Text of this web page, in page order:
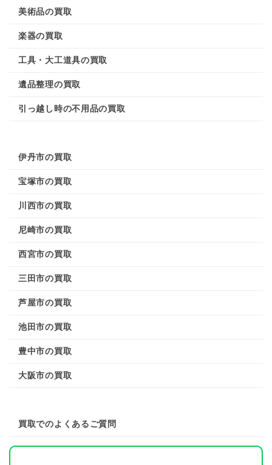
美術品の買取
楽器の買取
工具・大工道具の買取
遺品整理の買取
引っ越し時の不用品の買取
伊丹市の買取
宝塚市の買取
川西市の買取
尼崎市の買取
西宮市の買取
三田市の買取
芦屋市の買取
池田市の買取
豊中市の買取
大阪市の買取
買取でのよくあるご質問